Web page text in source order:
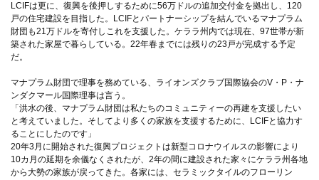
LCIFは更に、復興を後押しするために56万ドルの追加交付金を拠出し、120
戸の住宅建設を目指した。LCIFとパートナーシップを結んでいるマナプラム
財団も21万ドルを寄付しこれを支援した。ケララ州内では現在、97世帯が新
築された家屋で暮らしている。22年春までには残りの23戸が完成する予定
だ。
マナプラム財団で理事を務めている、ライオンズクラブ国際協会のV・P・ナ
ンダクマール国際理事は言う。
「洪水の後、マナプラム財団は私たちのコミュニティーの再建を支援したい
と考えていました。そしてより多くの家族を支援するために、LCIFと協力す
ることにしたのです」
20年3月に開始された復興プロジェクトは新型コロナウイルスの影響により
10カ月の延期を余儀なくされたが、2年の間に建設された家々にケララ州各地
から大勢の家族が戻ってきた。各家には、セラミックタイルのフローリン